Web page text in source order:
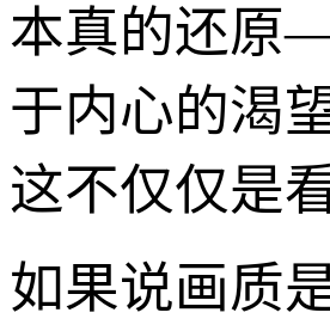
本真的还原
于内心的渴
这不仅仅是
如果说画质